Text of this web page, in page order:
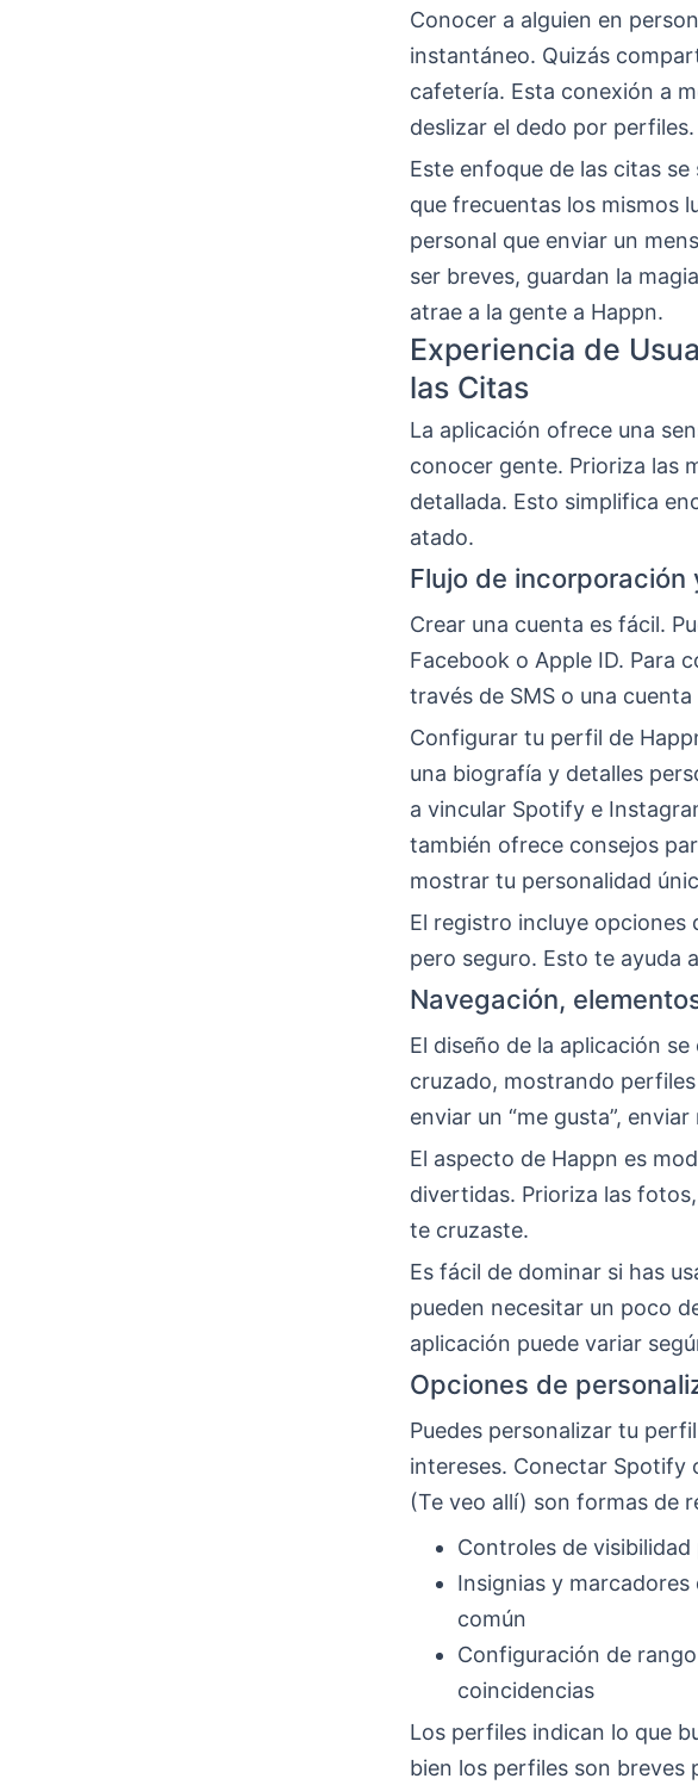
Conocer a alguien en
instantáneo. Quizás
cafetería. Esta conexión a
deslizar el dedo por perfiles.
Este enfoque de las citas
que frecuentas los mismos
personal que enviar un
ser breves, guardan la
atrae a la gente a Happn.
Experiencia de
las Citas
La aplicación ofrece una
conocer gente. Prioriza las
detallada. Esto simplifica
atado.
Flujo de
Crear una cuenta es fácil.
Facebook o Apple ID. Para
través de SMS o una cuenta
Configurar tu perfil de
una biografía y detalles
a vincular Spotify e
también ofrece consejos
mostrar tu personalidad
El registro incluye opciones
pero seguro. Esto te ayuda
Navegación,
El diseño de la aplicación
cruzado, mostrando
enviar un “me gusta”,
El aspecto de Happn es
divertidas. Prioriza las
te cruzaste.
Es fácil de dominar si has
pueden necesitar un poco
aplicación puede variar
Opciones de
Puedes personalizar tu
intereses. Conectar Spotify
(Te veo allí) son formas de
Controles de
Insignias y
común
Configuración de
coincidencias
Los perfiles indican lo que
bien los perfiles son breves